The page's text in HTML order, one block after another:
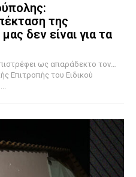
της
δεν είναι για τα
ως απαράδεκτο τον…
Επιτροπής του Ειδικού